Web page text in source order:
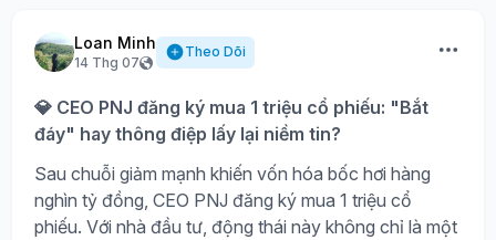
Loan Minh
14 Thg 07
Theo Dõi
💎 CEO PNJ đăng ký mua 1 triệu cổ phiếu: "Bắt
đáy" hay thông điệp lấy lại niềm tin?
Sau chuỗi giảm mạnh khiến vốn hóa bốc hơi hàng
nghìn tỷ đồng, CEO PNJ đăng ký mua 1 triệu cổ
phiếu. Với nhà đầu tư, động thái này không chỉ là một